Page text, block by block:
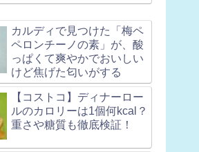
カルディで見つけた「梅ペ
ペロンチーノの素」が、酸
っぱくて爽やかでおいしい
けど焦げた匂いがする
【コストコ】ディナーロー
ルのカロリーは1個何kcal？
重さや糖質も徹底検証！